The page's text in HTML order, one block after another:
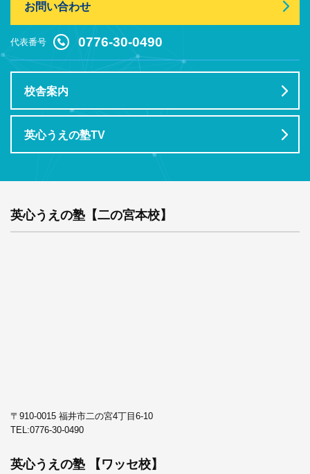
お問い合わせ
代表番号 0776-30-0490
校舎案内
英心うえの塾TV
英心うえの塾【二の宮本校】
〒910-0015 福井市二の宮4丁目6-10
TEL:0776-30-0490
英心うえの塾 【ワッセ校】